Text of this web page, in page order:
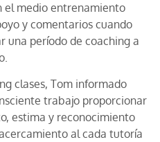
el medio entrenamiento
y comentarios cuando
una período de coaching a
clases, Tom informado
trabajo proporcionar
estima y reconocimiento
al cada tutoría